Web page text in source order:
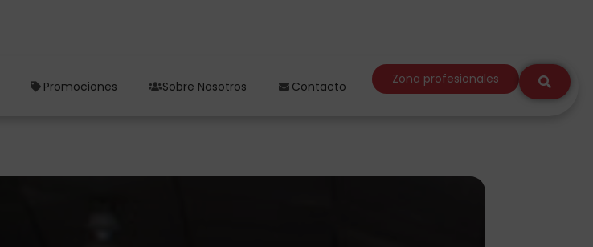
Promociones Sobre Nosotros Contacto Zona profesionales